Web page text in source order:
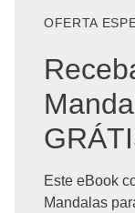
OFERTA
Este eBook
Mandalas